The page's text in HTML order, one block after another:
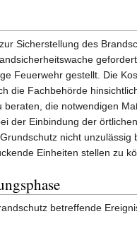
Sicherstellung des
Feuerwehr gestellt. Die
die Fachbehörde
beraten, die notwendigen
der Einbindung der
nicht
Einheiten stellen zu
betreffende